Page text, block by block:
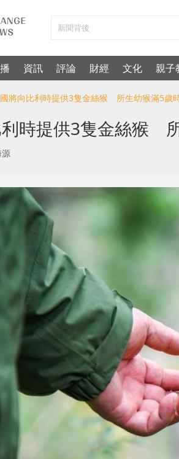
資訊 評論 財經 文化 親子
將向比利時提供3隻金絲猴 所生幼猴滿5歲
時提供3隻金絲猴